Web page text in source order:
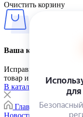
Очистить корзину
Ваша корзина пуста
Исправить это
товар и нажмите
В каталог
Главная 0
Новости